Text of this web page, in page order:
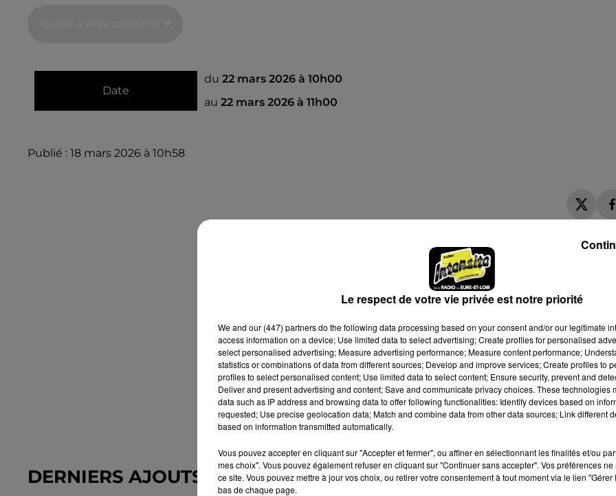
Date
du22 mars 2026 à 10h00
au22 mars 2026 à 11h00
Publié : 18 mars 2026 à 10h58
DERNIERS AJOUTS DANS L'AGENDA
Le respect de votre vie privée est notre priorité
We and our (447) partnersdo the following data processing based on your consent and/or our legitimate
access information on a device; Use limited data to select advertising; Create profiles for personalised
select personalised advertising; Measure advertising performance; Measure content performance;
statistics or combinations of data from different sources; Develop and improve services; Create profiles to
profiles to select personalised content; Use limited data to select content; Ensure security, prevent and
Deliver and present advertising and content; Save and communicate privacy choices. These technologies
data such as IP address and browsing data to offer following functionalities: Identify devices based on
requested; Use precise geolocation data; Match and combine data from other data sources; Link different
based on information transmitted automatically.
Vous pouvez accepter en cliquant sur "Accepter et fermer", ou affiner en sélectionnant les finalités et/ou
mes choix". Vous pouvez également refuser en cliquant sur "Continuer sans accepter". Vos préférences
ce site. Vous pouvez mettre à jour vos choix, ou retirer votre consentement à tout moment via le lien
bas de chaque page.